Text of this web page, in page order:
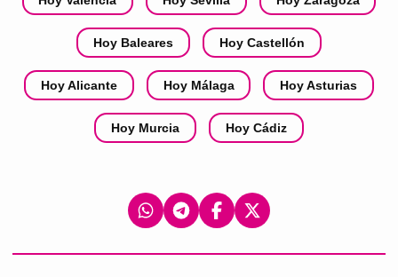
Hoy Baleares Hoy Castellón
Hoy Alicante Hoy Málaga Hoy Asturias
Hoy Murcia Hoy Cádiz